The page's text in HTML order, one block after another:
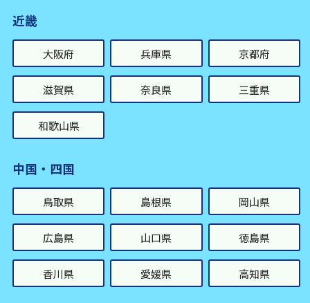
近畿
大阪府 兵庫県 京都府
滋賀県 奈良県 三重県
和歌山県
中国・四国
鳥取県 島根県 岡山県
広島県 山口県 徳島県
香川県 愛媛県 高知県